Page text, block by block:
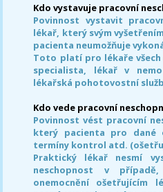
Kdo vystavuje pracovní
Povinnost vystavit
lékař, který svým
pacienta neumožňuje
Toto platí pro lékaře
specialista, lékař v
lékařská pohotovostní
Kdo vede pracovní
Povinnost vést pracovní
který pacienta pro dané
termíny kontrol atd.
Praktický lékař nesmí
neschopnost v
onemocnění ošetřujícím